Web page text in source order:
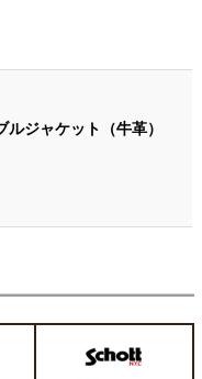
ジャケット（牛革）